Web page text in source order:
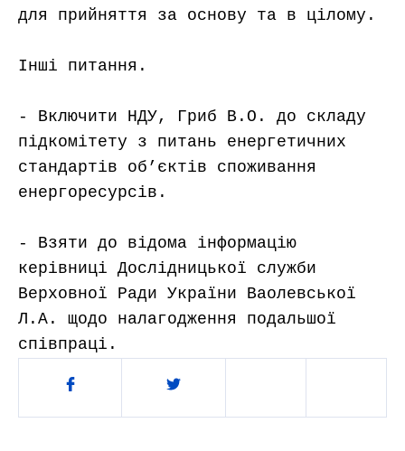
для прийняття за основу та в цілому.
Інші питання.
- Включити НДУ, Гриб В.О. до складу
підкомітету з питань енергетичних
стандартів об’єктів споживання
енергоресурсів.
- Взяти до відома інформацію
керівниці Дослідницької служби
Верховної Ради України Ваолевської
Л.А. щодо налагодження подальшої
співпраці.
Поділитись